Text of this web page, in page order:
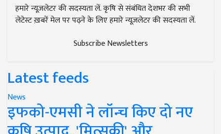
हमारे न्यूज़लेटर की सदस्यता लें. कृषि से संबंधित देशभर की सभी
लेटेस्ट ख़बरें मेल पर पढ़ने के लिए हमारे न्यूज़लेटर की सदस्यता लें.
Subscribe Newsletters
Latest feeds
News
इफको-एमसी ने लॉन्च किए दो नए